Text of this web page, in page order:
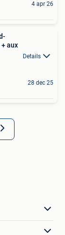
4 apr 26
aux
Details
28 dec 25